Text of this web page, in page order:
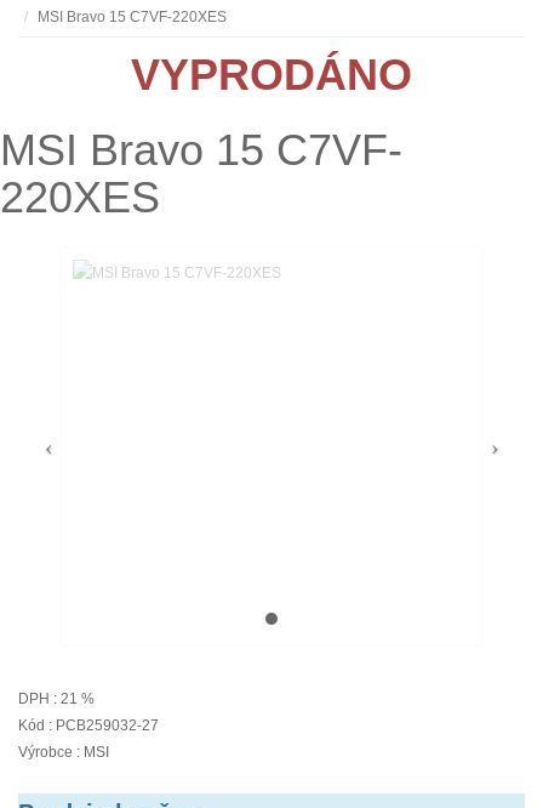
MSI Bravo 15 C7VF-220XES
VYPRODÁNO
MSI Bravo 15 C7VF-
220XES
DPH : 21 %
Kód : PCB259032-27
Výrobce : MSI